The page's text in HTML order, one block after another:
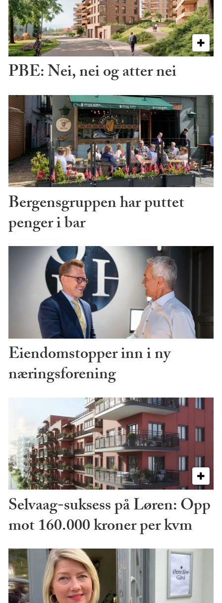
PBE: Nei, nei og atter nei
Bergensgruppen har puttet
penger i bar
Eiendomstopper inn i ny
næringsforening
Selvaag-suksess på Løren: Opp
mot 160.000 kroner per kvm